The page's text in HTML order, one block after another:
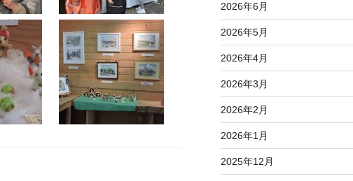
2026年6月
2026年5月
2026年4月
2026年3月
2026年2月
2026年1月
2025年12月